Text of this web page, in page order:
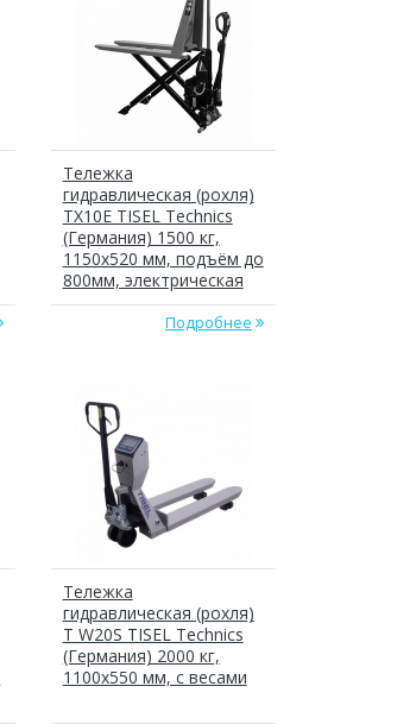
Тележка
гидравлическая (рохля)
TX10E TISEL Technics
(Германия) 1500 кг,
1150x520 мм, подъём до
800мм, электрическая
Подробнее
Тележка
гидравлическая (рохля)
T W20S TISEL Technics
(Германия) 2000 кг,
1100х550 мм, с весами